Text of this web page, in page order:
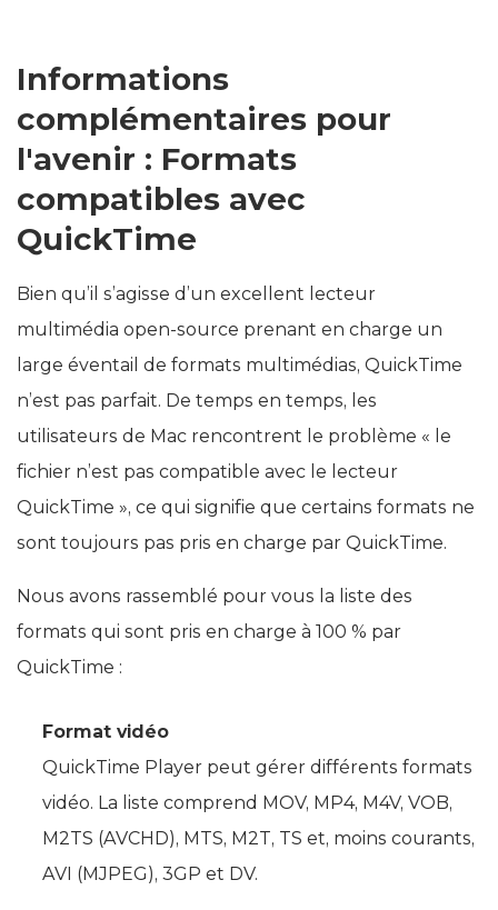
Informations
complémentaires pour
l'avenir : Formats
compatibles avec
QuickTime
Bien qu’il s’agisse d’un excellent lecteur
multimédia open-source prenant en charge un
large éventail de formats multimédias, QuickTime
n’est pas parfait. De temps en temps, les
utilisateurs de Mac rencontrent le problème « le
fichier n’est pas compatible avec le lecteur
QuickTime », ce qui signifie que certains formats ne
sont toujours pas pris en charge par QuickTime.
Nous avons rassemblé pour vous la liste des
formats qui sont pris en charge à 100 % par
QuickTime :
Format vidéo
QuickTime Player peut gérer différents formats
vidéo. La liste comprend MOV, MP4, M4V, VOB,
M2TS (AVCHD), MTS, M2T, TS et, moins courants,
AVI (MJPEG), 3GP et DV.